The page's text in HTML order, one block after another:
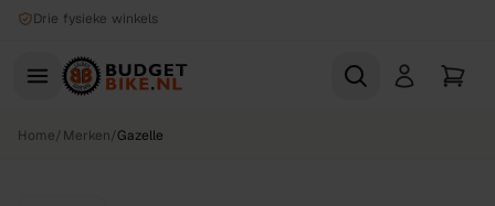
Naar hoofdinhoud
Drie fysieke winkels
Home/Merken/Gazelle